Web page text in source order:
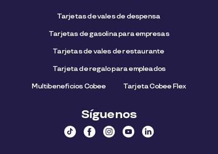
Tarjetas de vales de despensa
Tarjetas de gasolina para empresas
Tarjetas de vales de restaurante
Tarjeta de regalo para empleados​
Multibeneficios Cobee Tarjeta Cobee Flex
Síguenos